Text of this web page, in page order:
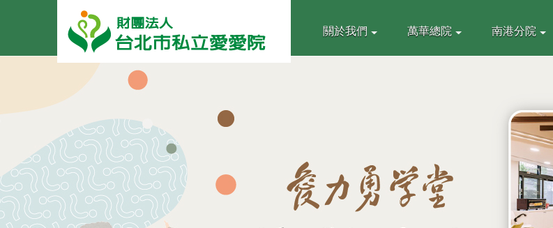
關於我們 萬華總院 南港分院